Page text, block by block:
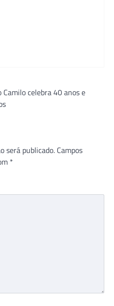
Camilo celebra 40 anos e
será publicado. Campos
*